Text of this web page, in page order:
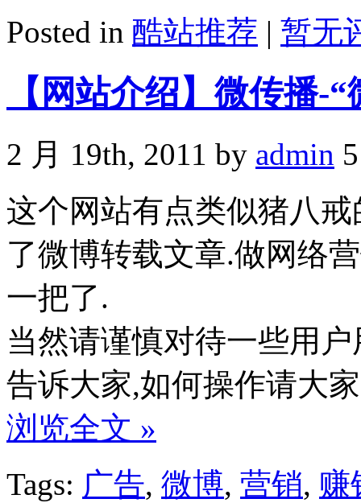
Posted in 酷站推荐 | 暂无
【网站介绍】微传播-
2 月 19th, 2011 by admin
这个网站有点类似猪八
了微博转载文章.做网络
一把了.
当然请谨慎对待一些用
告诉大家,如何操作请大
浏览全文 »
Tags: 广告, 微博, 营销, 赚